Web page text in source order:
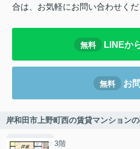
合は、お気軽にお問い合わせくだ
無料 LINEか
無料 お
岸和田市上野町西の賃貸マンション
3階